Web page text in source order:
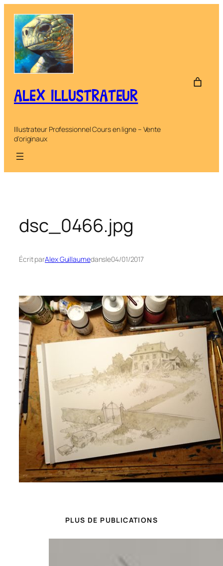
contenu
ALEX ILLUSTRATEUR
Illustrateur Professionnel Cours en ligne – Vente
d'originaux
dsc_0466.jpg
Écrit parAlex Guillaumedansle04/01/2017
PLUS DE PUBLICATIONS